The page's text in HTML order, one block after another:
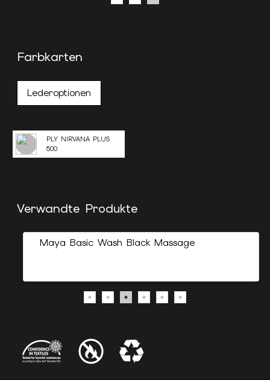
Farbkarten
Lederoptionen
PLY NIRVANA PLUS
500
Verwandte Produkte
Maya Basic Wash Black Massage